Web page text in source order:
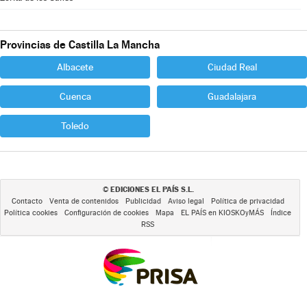
Provincias de Castilla La Mancha
Albacete Ciudad Real
Cuenca Guadalajara
Toledo
© EDICIONES EL PAÍS S.L.
Contacto Venta de contenidos Publicidad Aviso legal
Política de privacidad
Política cookies
Configuración de cookies Mapa EL PAÍS en KIOSKOyMÁS
Índice
RSS